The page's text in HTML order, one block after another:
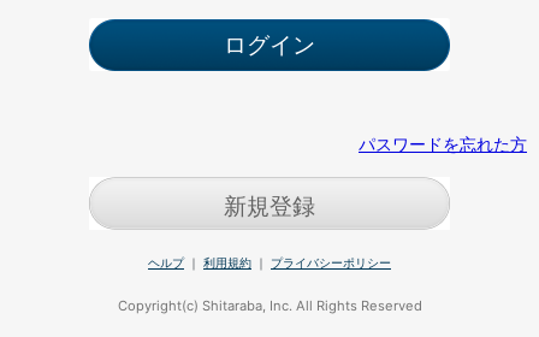
パスワードを忘れた方
新規登録
ヘルプ｜ 利用規約 ｜ プライバシーポリシー
Copyright(c) Shitaraba, Inc. All Rights Reserved